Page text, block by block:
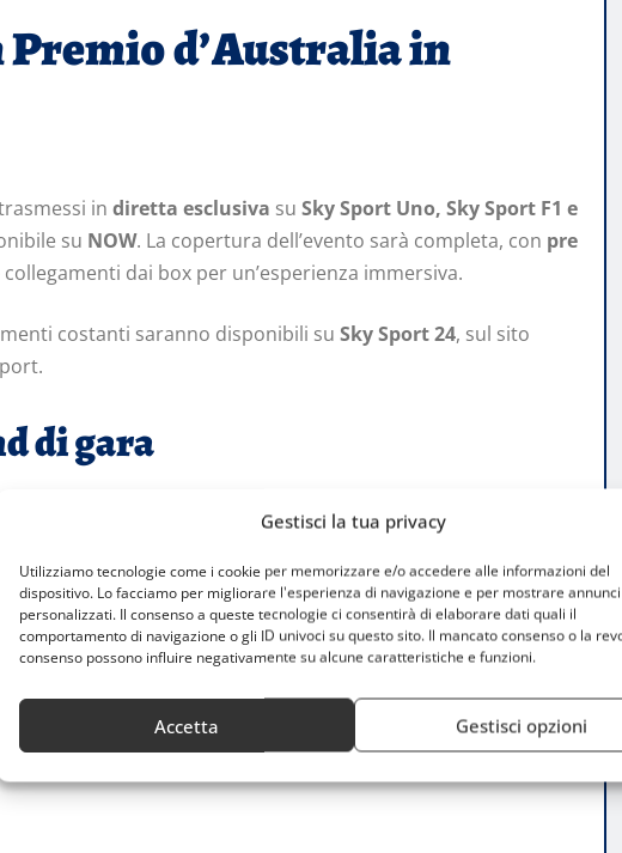
Gestisci la tua privacy
Utilizziamo tecnologie come i cookie per memorizzare e/o accedere alle informazioni del
dispositivo. Lo facciamo per migliorare l'esperienza di navigazione e per mostrare
personalizzati. Il consenso a queste tecnologie ci consentirà di elaborare dati quali il
comportamento di navigazione o gli ID univoci su questo sito. Il mancato consenso o la
consenso possono influire negativamente su alcune caratteristiche e funzioni.
Accetta Gestisci opzioni
d’Australia in
in diretta esclusiva su Sky Sport Uno, Sky Sport F1 e
su NOW. La copertura dell’evento sarà completa, con pre
dai box per un’esperienza immersiva.
costanti saranno disponibili su Sky Sport 24, sul sito
di gara
Driver”